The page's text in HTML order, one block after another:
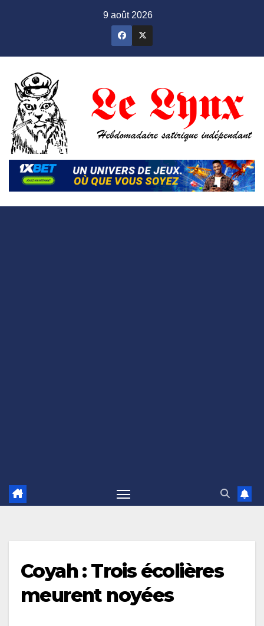
9 août 2026
Coyah : Trois écolières
meurent noyées